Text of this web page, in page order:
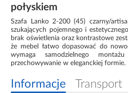
połyskiem
Szafa Lanko 2-200 (45) czarny/
szukających pojemnego i
brak oświetlenia oraz kontrastowe
że mebel łatwo dopasować do
wymaga samodzielnego
przechowywanie w eleganckiej formie.
Informacje Transport